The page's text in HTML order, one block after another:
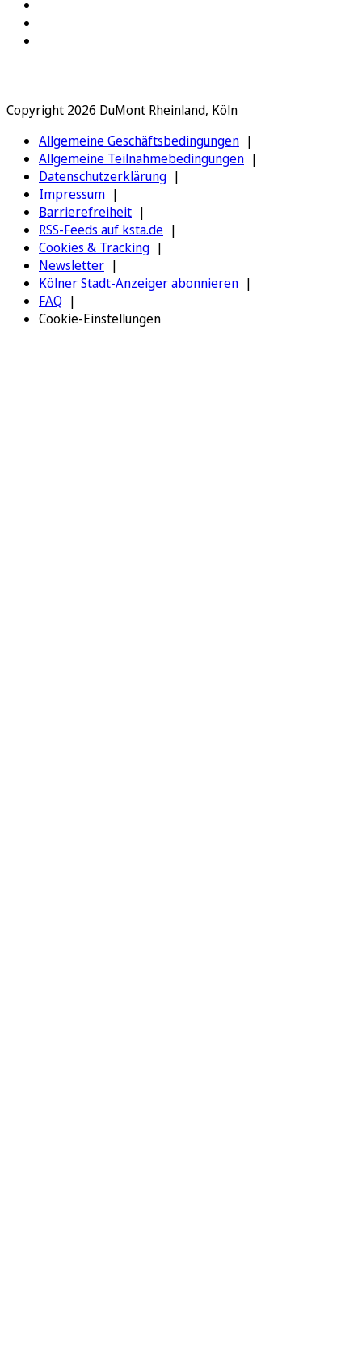
Copyright 2026 DuMont Rheinland, Köln
Allgemeine Geschäftsbedingungen
Allgemeine Teilnahmebedingungen
Datenschutzerklärung
Impressum
Barrierefreiheit
RSS-Feeds auf ksta.de
Cookies & Tracking
Newsletter
Kölner Stadt-Anzeiger abonnieren
FAQ
Cookie-Einstellungen